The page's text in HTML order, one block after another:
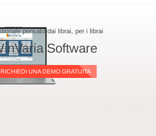
pensato dai librai, per i librai
Software
RICHIEDI UNA DEMO GRATUITA